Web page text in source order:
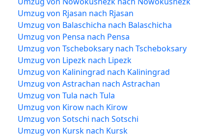
Umzug von Rjasan nach Rjasan
Umzug von Balaschicha nach Balaschicha
Umzug von Pensa nach Pensa
Umzug von Tscheboksary nach Tscheboksary
Umzug von Lipezk nach Lipezk
Umzug von Kaliningrad nach Kaliningrad
Umzug von Astrachan nach Astrachan
Umzug von Tula nach Tula
Umzug von Kirow nach Kirow
Umzug von Sotschi nach Sotschi
Umzug von Kursk nach Kursk